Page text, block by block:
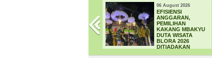
06 August 2026
EFISIENSI
ANGGARAN,
PEMILIHAN
KAKANG MBAKYU
DUTA WISATA
BLORA 2026
DITIADAKAN
DI